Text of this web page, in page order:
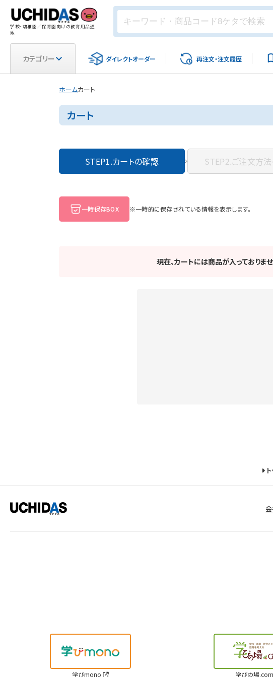
学校・幼稚園／保育園向けの教育用品通
販
カテゴリー ダイレクトオーダー 再注文・注文履歴
ホームカート
カート
STEP1.カートの確認 STEP2.ご注文方
一時保存BOX ※一時的に保存されている情報を表示します。
現在、カートには商品が入っておりま
学びmono 学びの場